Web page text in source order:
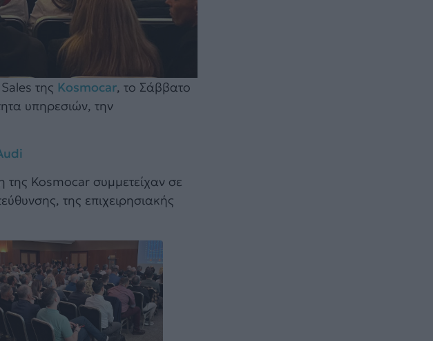
της Kosmocar, το Σάββατο
υπηρεσιών, την
της Kosmocar συμμετείχαν σε
της επιχειρησιακής